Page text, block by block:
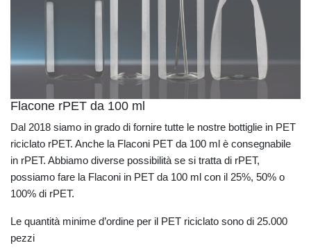
Flacone rPET da 100 ml
Dal 2018 siamo in grado di fornire tutte le nostre bottiglie in PET
riciclato rPET. Anche la Flaconi PET da 100 ml è consegnabile
in rPET. Abbiamo diverse possibilità se si tratta di rPET,
possiamo fare la Flaconi in PET da 100 ml con il 25%, 50% o
100% di rPET.
Le quantità minime d’ordine per il PET riciclato sono di 25.000
pezzi